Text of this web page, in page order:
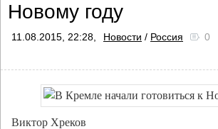
Новому году
11.08.2015, 22:28, Новости / Россия 0
Виктор Хреков